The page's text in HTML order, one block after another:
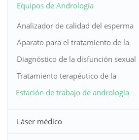
Equipos de Andrología
Analizador de calidad del esperma
Aparato para el tratamiento de la
próstata
Diagnóstico de la disfunción sexual
masculina
Tratamiento terapéutico de la
disfunción sexual masculina
Estación de trabajo de andrología
Láser médico